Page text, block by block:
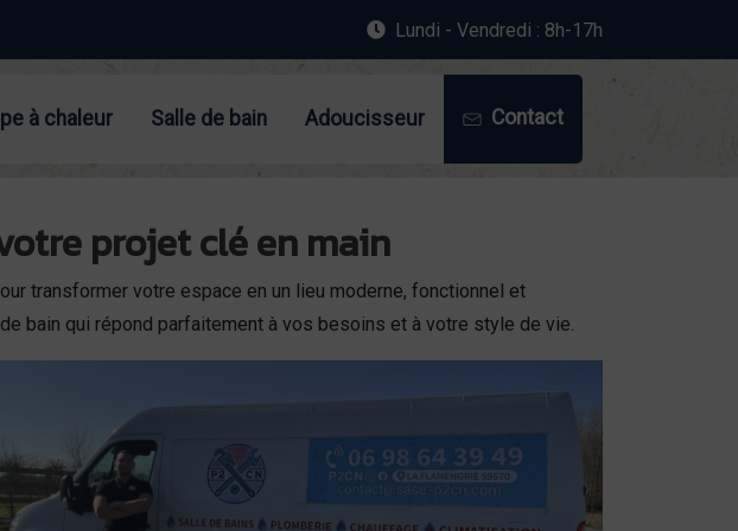
Lundi - Vendredi : 8h-17h
à chaleur Salle de bain Adoucisseur Contact
projet clé en main
transformer votre espace en un lieu moderne, fonctionnel et
bain qui répond parfaitement à vos besoins et à votre style de vie.